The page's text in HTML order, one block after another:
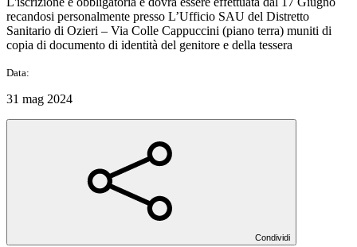
recandosi personalmente presso L’Ufficio SAU del Distretto
Sanitario di Ozieri – Via Colle Cappuccini (piano terra) muniti di
copia di documento di identità del genitore e della tessera
Data:
31 mag 2024
Condividi